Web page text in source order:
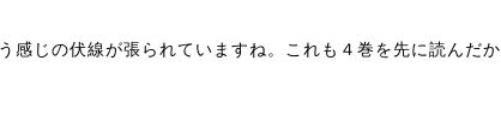
感じの伏線が張られていますね。これも４巻を先に読んだか